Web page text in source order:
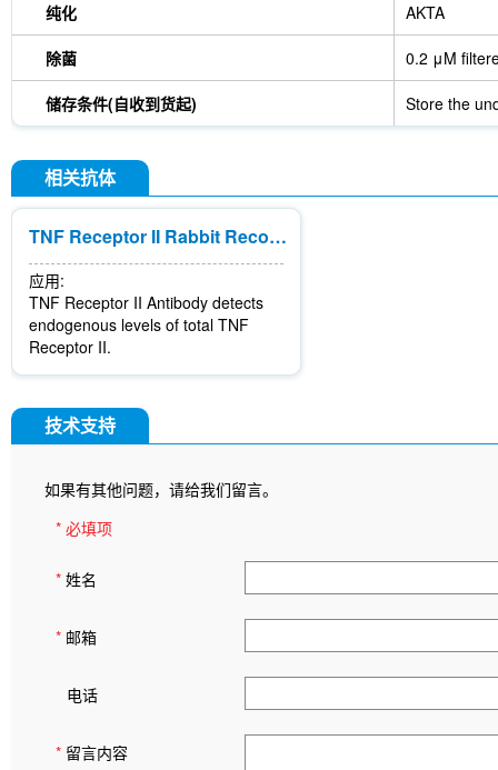
纯化 AKTA
除菌 0.2 μM
储存条件(自收到货起) Store the
相关抗体
TNF Receptor II Rabbit Recombinant mAb
应用:
TNF Receptor II Antibody detects
endogenous levels of total TNF
Receptor II.
技术支持
如果有其他问题，请给我们留言。
* 必填项
* 姓名
* 邮箱
电话
* 留言内容